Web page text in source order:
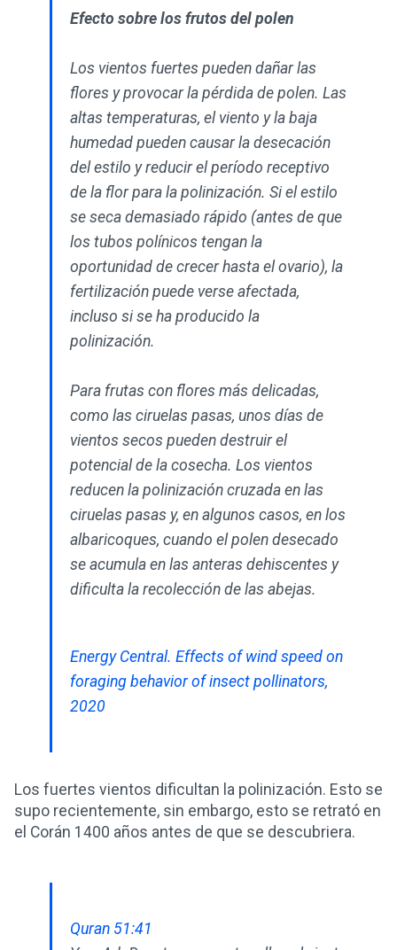
Efecto sobre los frutos del polen
Los vientos fuertes pueden dañar las
flores y provocar la pérdida de polen. Las
altas temperaturas, el viento y la baja
humedad pueden causar la desecación
del estilo y reducir el período receptivo
de la flor para la polinización. Si el estilo
se seca demasiado rápido (antes de que
los tubos polínicos tengan la
oportunidad de crecer hasta el ovario), la
fertilización puede verse afectada,
incluso si se ha producido la
polinización.
Para frutas con flores más delicadas,
como las ciruelas pasas, unos días de
vientos secos pueden destruir el
potencial de la cosecha. Los vientos
reducen la polinización cruzada en las
ciruelas pasas y, en algunos casos, en los
albaricoques, cuando el polen desecado
se acumula en las anteras dehiscentes y
dificulta la recolección de las abejas.
Energy Central. Effects of wind speed on
foraging behavior of insect pollinators,
2020
Los fuertes vientos dificultan la polinización. Esto se
supo recientemente, sin embargo, esto se retrató en
el Corán 1400 años antes de que se descubriera.
Quran 51:41